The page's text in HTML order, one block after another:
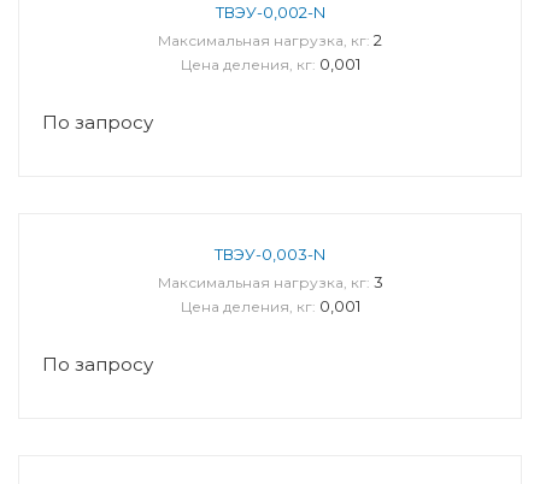
ТВЭУ-0,002-N
Максимальная нагрузка, кг: 2
Цена деления, кг: 0,001
По запросу
ТВЭУ-0,003-N
Максимальная нагрузка, кг: 3
Цена деления, кг: 0,001
По запросу